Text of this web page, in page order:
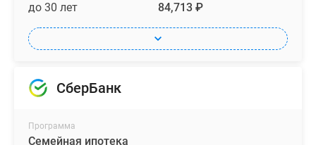
до 30 лет 84,713 ₽
СберБанк
Программа
Семейная ипотека